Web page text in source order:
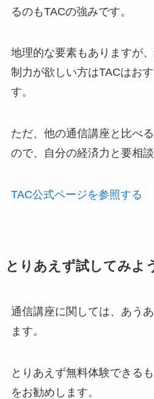
るのもTACの強みです。
地理的な要素もありますが
制力が欲しい方はTACはお
す。
ただ、他の通信講座と比べ
ので、自分の経済力と要相談
TAC公式ページを参照する
とりあえず試してみよ
通信講座に関しては、あう
ます。
とりあえず無料体験できる
をお勧めします。